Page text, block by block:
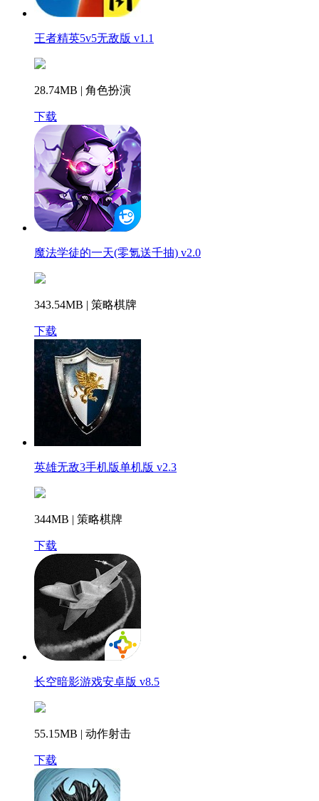
王者精英5v5无敌版 v1.1
28.74MB | 角色扮演
下载
魔法学徒的一天(零氪送千抽) v2.0
343.54MB | 策略棋牌
下载
英雄无敌3手机版单机版 v2.3
344MB | 策略棋牌
下载
长空暗影游戏安卓版 v8.5
55.15MB | 动作射击
下载